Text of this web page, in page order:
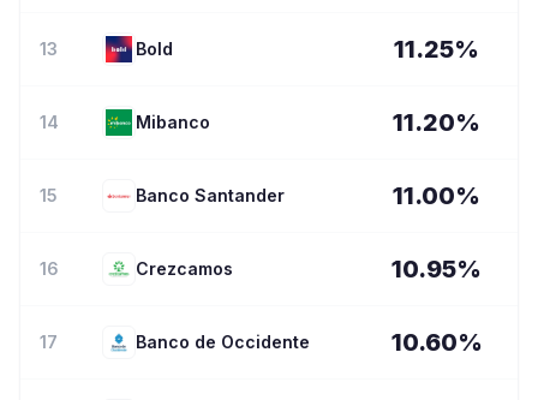
13 Bold 11.25%
14 Mibanco 11.20%
15 Banco Santander 11.00%
16 Crezcamos 10.95%
17 Banco de Occidente 10.60%